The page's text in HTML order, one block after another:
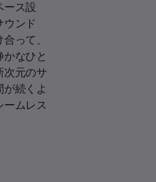
ース設
ウンド
って、
なひと
次元のサ
続くよ
ームレス